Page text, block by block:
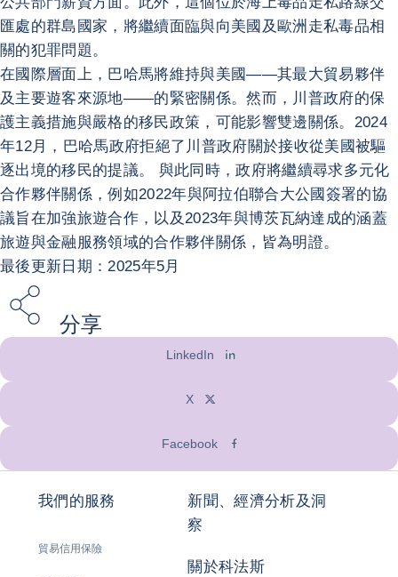
匯處的群島國家，將繼續面臨與向美國及歐洲走私毒品相
關的犯罪問題。
在國際層面上，巴哈馬將維持與美國——其最大貿易夥伴
及主要遊客來源地——的緊密關係。然而，川普政府的保
護主義措施與嚴格的移民政策，可能影響雙邊關係。2024
年12月，巴哈馬政府拒絕了川普政府關於接收從美國被驅
逐出境的移民的提議。 與此同時，政府將繼續尋求多元化
合作夥伴關係，例如2022年與阿拉伯聯合大公國簽署的協
議旨在加強旅遊合作，以及2023年與博茨瓦納達成的涵蓋
旅遊與金融服務領域的合作夥伴關係，皆為明證。
最後更新日期：2025年5月
分享
LinkedIn
X
Facebook
我們的服務
貿易信用保險
新聞、經濟分析及洞
察
關於科法斯